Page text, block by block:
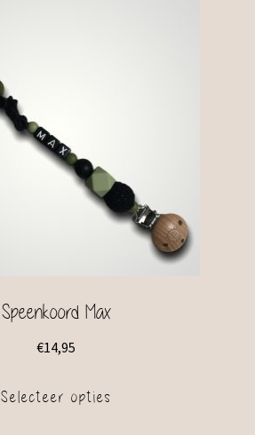
Speenkoord Max
€14,95
Selecteer opties